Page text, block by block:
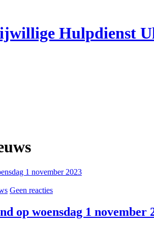
Hulpdienst
Geen reacties
op woensdag 1 november